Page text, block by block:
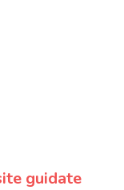
guidate